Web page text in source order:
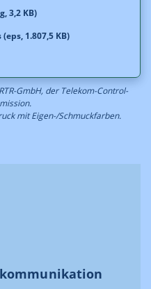
3,2 KB)
(eps, 1.807,5 KB)
GmbH, der Telekom-Control-
mit Eigen-/Schmuckfarben.